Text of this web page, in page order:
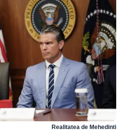
Realitatea de Mehedinti